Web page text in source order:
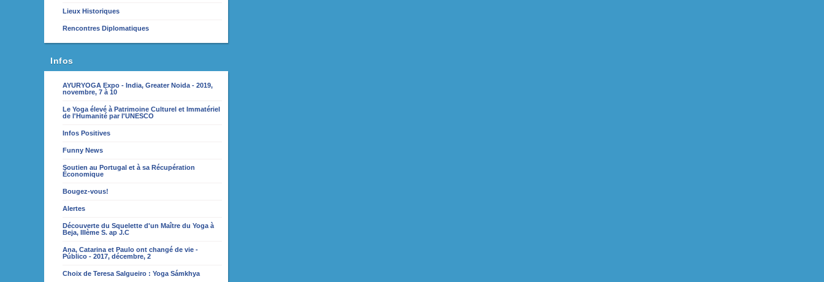
Lieux Historiques
Rencontres Diplomatiques
Infos
AYURYOGA Expo - India, Greater Noida - 2019,
novembre, 7 à 10
Le Yoga élevé à Patrimoine Culturel et Immatériel
de l'Humanité par l'UNESCO
Infos Positives
Funny News
Soutien au Portugal et à sa Récupération
Économique
Bougez-vous!
Alertes
Découverte du Squelette d'un Maître du Yoga à
Beja, IIIème S. ap J.C
Ana, Catarina et Paulo ont changé de vie -
Público - 2017, décembre, 2
Choix de Teresa Salgueiro : Yoga Sámkhya